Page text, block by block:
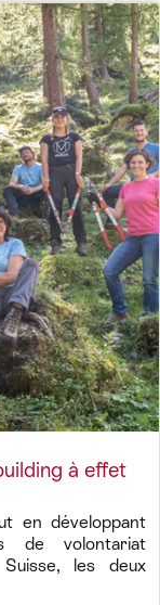
à effet
en développant
de volontariat
les deux